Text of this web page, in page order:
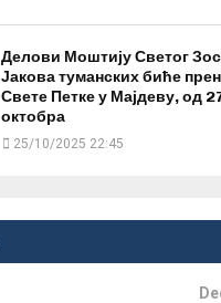
Делови Моштију Светог
Јакова туманских биће
Свете Петке у Мајдеву, од
октобра
25/10/2025 22:45